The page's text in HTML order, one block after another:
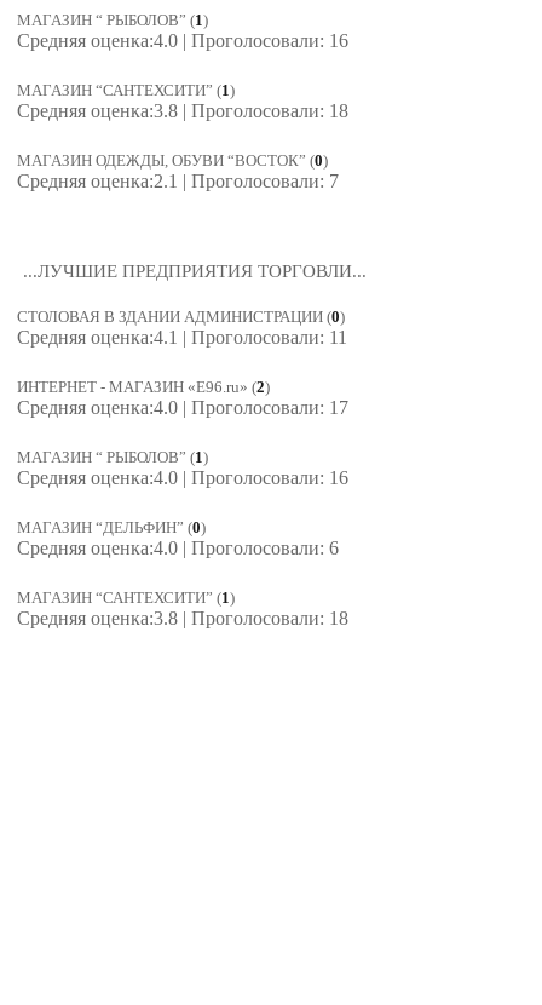
МАГАЗИН “ РЫБОЛОВ” (1)
Средняя оценка:4.0 | Проголосовали: 16
МАГАЗИН “САНТЕХСИТИ” (1)
Средняя оценка:3.8 | Проголосовали: 18
МАГАЗИН ОДЕЖДЫ, ОБУВИ “ВОСТОК” (0)
Средняя оценка:2.1 | Проголосовали: 7
...ЛУЧШИЕ ПРЕДПРИЯТИЯ ТОРГОВЛИ...
СТОЛОВАЯ В ЗДАНИИ АДМИНИСТРАЦИИ (0)
Средняя оценка:4.1 | Проголосовали: 11
ИНТЕРНЕТ - МАГАЗИН «E96.ru» (2)
Средняя оценка:4.0 | Проголосовали: 17
МАГАЗИН “ РЫБОЛОВ” (1)
Средняя оценка:4.0 | Проголосовали: 16
МАГАЗИН “ДЕЛЬФИН” (0)
Средняя оценка:4.0 | Проголосовали: 6
МАГАЗИН “САНТЕХСИТИ” (1)
Средняя оценка:3.8 | Проголосовали: 18